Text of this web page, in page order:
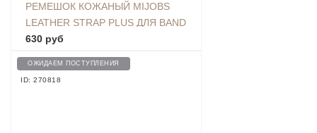
РЕМЕШОК КОЖАНЫЙ MIJOBS
LEATHER STRAP PLUS ДЛЯ BAND
3 / 4 BLACK
630 руб
ОЖИДАЕМ ПОСТУПЛЕНИЯ
ID: 270818